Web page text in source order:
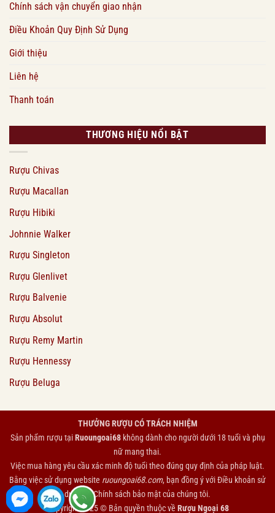
Chính sách vận chuyển giao nhận
Điều Khoản Quy Định Sử Dụng
Giới thiệu
Liên hệ
Thanh toán
THƯƠNG HIỆU NỔI BẬT
Rượu Chivas
Rượu Macallan
Rượu Hibiki
Johnnie Walker
Rượu Singleton
Rượu Glenlivet
Rượu Balvenie
Rượu Absolut
Rượu Remy Martin
Rượu Hennessy
Rượu Beluga
THƯỞNG RƯỢU CÓ TRÁCH NHIỆM
Sản phẩm rượu tạiRuoungoai68không dành cho người dưới 18 tuổi và phụ
nữ mang thai.
Việc mua hàng yêu cầu xác minh độ tuổi theo đúng quy định của pháp luật.
Bằng việc sử dụng website ruoungoai68.com, bạn đồng ý vớiĐiều khoản sử
dụng vàChính sách bảo mậtcủa chúng tôi.
Copyright 2025 © Bản quyền thuộc về Rượu Ngoại 68